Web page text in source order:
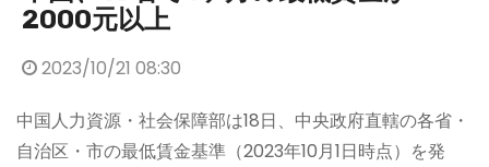
2000元以上
2023/10/21 08:30
中国人力資源・社会保障部は18日、中央政府直轄の各省・
自治区・市の最低賃金基準（2023年10月1日時点）を発